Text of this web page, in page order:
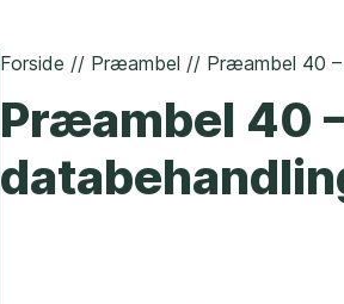
Forside // Præambel // Præambel 40
Præambel 40